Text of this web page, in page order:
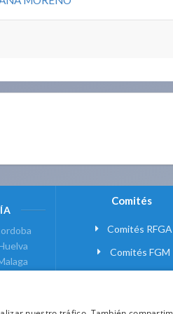
Comités
Comités RFGA
Comités FGM